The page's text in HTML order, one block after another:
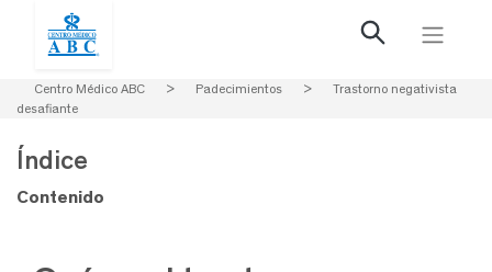
Centro Médico ABC > Padecimientos >
Trastorno negativista
desafiante
Índice
Contenido